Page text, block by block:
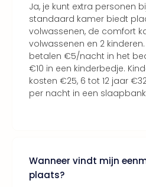
Ja, je kunt extra personen
standaard kamer biedt
volwassenen, de comfort
volwassenen en 2
betalen €5/nacht in het
€10 in een kinderbedje.
kosten €25, 6 tot 12 jaar
per nacht in een
Wanneer vindt mijn
plaats?